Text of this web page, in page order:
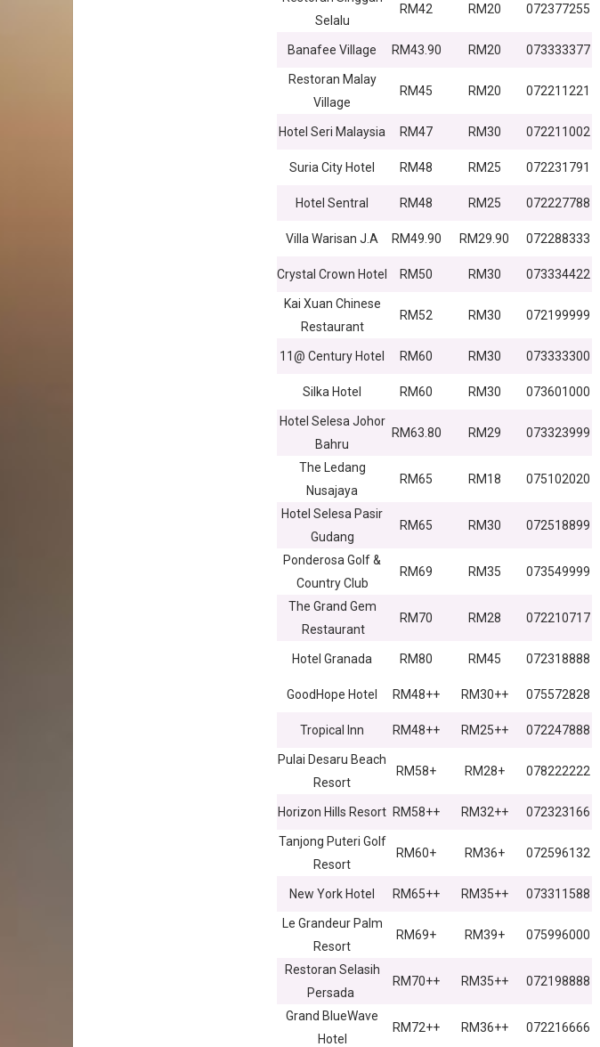
Selalu
RM42 RM20 072377255
Banafee Village RM43.90 RM20 073333377
Restoran Malay
Village
RM45 RM20 072211221
Hotel Seri Malaysia RM47 RM30 072211002
Suria City Hotel RM48 RM25 072231791
Hotel Sentral RM48 RM25 072227788
Villa Warisan J.A RM49.90 RM29.90 072288333
Crystal Crown Hotel RM50 RM30 073334422
Kai Xuan Chinese
Restaurant
RM52 RM30 072199999
11@ Century Hotel RM60 RM30 073333300
Silka Hotel RM60 RM30 073601000
Hotel Selesa Johor
Bahru
RM63.80 RM29 073323999
The Ledang
Nusajaya
RM65 RM18 075102020
Hotel Selesa Pasir
Gudang
RM65 RM30 072518899
Ponderosa Golf &
Country Club
RM69 RM35 073549999
The Grand Gem
Restaurant
RM70 RM28 072210717
Hotel Granada RM80 RM45 072318888
GoodHope Hotel RM48++ RM30++ 075572828
Tropical Inn RM48++ RM25++ 072247888
Pulai Desaru Beach
Resort
RM58+ RM28+ 078222222
Horizon Hills Resort RM58++ RM32++ 072323166
Tanjong Puteri Golf
Resort
RM60+ RM36+ 072596132
New York Hotel RM65++ RM35++ 073311588
Le Grandeur Palm
Resort
RM69+ RM39+ 075996000
Restoran Selasih
Persada
RM70++ RM35++ 072198888
Grand BlueWave
Hotel
RM72++ RM36++ 072216666